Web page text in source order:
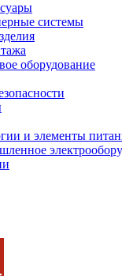
системы
оборудование
и элементы